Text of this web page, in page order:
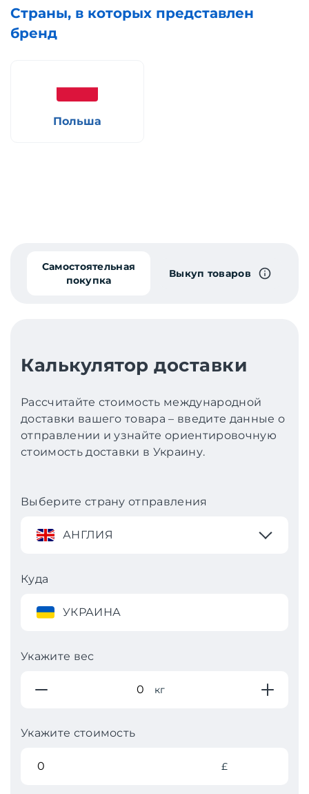
Страны, в которых представлен
бренд
Польша
Самостоятельная
покупка
Выкуп товаров
Калькулятор доставки
Рассчитайте стоимость международной
доставки вашего товара – введите данные о
отправлении и узнайте ориентировочную
стоимость доставки в Украину.
Выберите страну отправления
АНГЛИЯ
Куда
УКРАИНА
Укажите вес
кг
Укажите стоимость
£